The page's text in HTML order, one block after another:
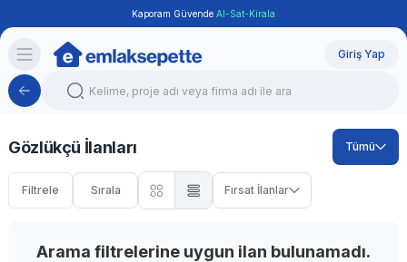
Kaporam Güvende Al-Sat-Kirala
Giriş Yap
Gözlükçü İlanları Tümü
Filtrele
Sıralama
Sırala
Fırsat İlanlar
Arama filtrelerine uygun ilan bulunamadı.